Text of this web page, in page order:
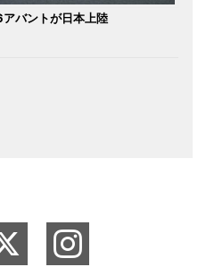
バントが日本上陸